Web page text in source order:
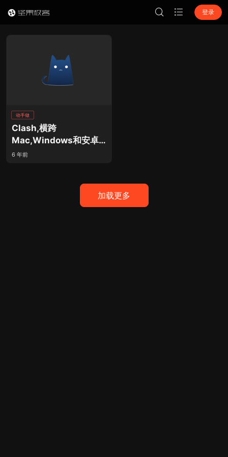
登录
动手做
Clash,横跨
Mac,Windows和安卓
的优秀代理工具！
6 年前
加载更多